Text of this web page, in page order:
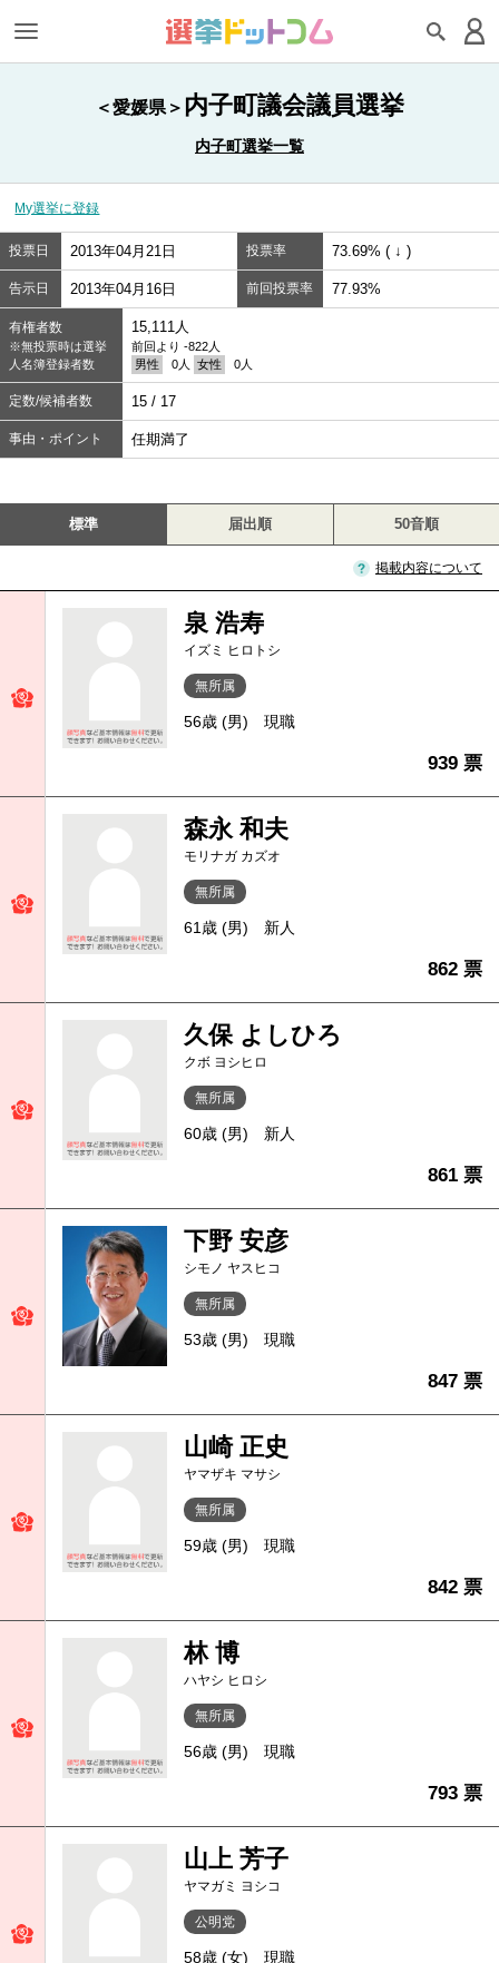
＜愛媛県＞ 内子町議会議員選挙
内子町選挙一覧
My選挙に登録
投票日 2013年04月21日 投票率 73.69% ( ↓ )
告示日 2013年04月16日 前回投票率 77.93%
有権者数
※無投票時は選挙
人名簿登録者数
15,111人
前回より -822人
男性
0人 女性 0人
定数/候補者数 15 / 17
事由・ポイント 任期満了
標準 届出順 50音順
掲載内容について
泉 浩寿
イズミ ヒロトシ
無所属
56歳 (男) 現職
939 票
森永 和夫
モリナガ カズオ
無所属
61歳 (男) 新人
862 票
久保 よしひろ
クボ ヨシヒロ
無所属
60歳 (男) 新人
861 票
下野 安彦
シモノ ヤスヒコ
無所属
53歳 (男) 現職
847 票
山崎 正史
ヤマザキ マサシ
無所属
59歳 (男) 現職
842 票
林 博
ハヤシ ヒロシ
無所属
56歳 (男) 現職
793 票
山上 芳子
ヤマガミ ヨシコ
公明党
58歳 (女) 現職